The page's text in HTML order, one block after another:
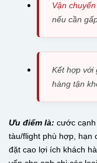
Vận
nếu cần
Kết hợp với
hàng tận
Ưu điểm là: cước
tàu/flight phù hợp, hạn
đặt cao lợi ích khách